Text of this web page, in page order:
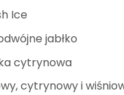
Ice
jabłko
cytrynowa
cytrynowy i